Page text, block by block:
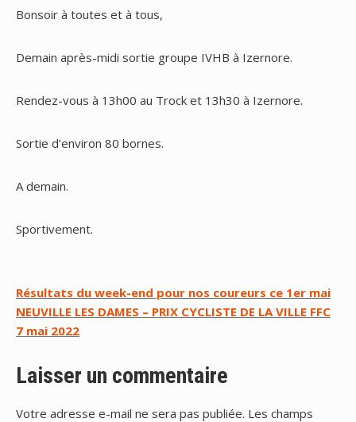
Bonsoir à toutes et à tous,
Demain après-midi sortie groupe IVHB à Izernore.
Rendez-vous à 13h00 au Trock et 13h30 à Izernore.
Sortie d’environ 80 bornes.
A demain.
Sportivement.
Navigation
de
l’article
Résultats du week-end pour nos coureurs ce 1er mai
NEUVILLE LES DAMES – PRIX CYCLISTE DE LA VILLE FFC
7 mai 2022
Laisser un commentaire
Votre adresse e-mail ne sera pas publiée. Les champs